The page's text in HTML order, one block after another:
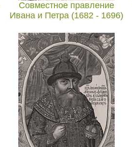
Совместное правление
Ивана и Петра (1682 - 1696)